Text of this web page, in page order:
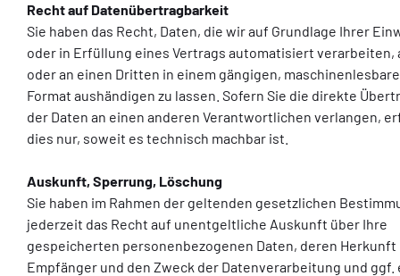
Recht auf Datenübertragbarkeit
Sie haben das Recht, Daten, die wir auf Grundlage Ihrer
oder in Erfüllung eines Vertrags automatisiert verarbeiten,
oder an einen Dritten in einem gängigen,
Format aushändigen zu lassen. Sofern Sie die direkte
der Daten an einen anderen Verantwortlichen verlangen,
dies nur, soweit es technisch machbar ist.
Auskunft, Sperrung, Löschung
Sie haben im Rahmen der geltenden gesetzlichen
jederzeit das Recht auf unentgeltliche Auskunft über Ihre
gespeicherten personenbezogenen Daten, deren Herkunft
Empfänger und den Zweck der Datenverarbeitung und ggf.